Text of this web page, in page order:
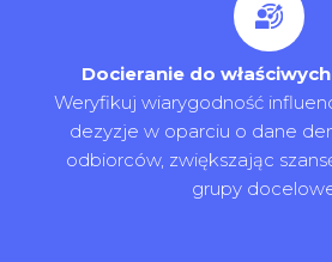
Docieranie do
Weryfikuj wiarygodność
dezyzje w oparciu o dane
odbiorców, zwiększając
grupy